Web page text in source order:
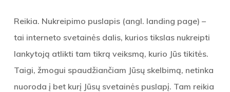
Reikia. Nukreipimo puslapis (angl. landing page) –
tai interneto svetainės dalis, kurios tikslas nukreipti
lankytoją atlikti tam tikrą veiksmą, kurio Jūs tikitės.
Taigi, žmogui spaudžiančiam Jūsų skelbimą, netinka
nuoroda į bet kurį Jūsų svetainės puslapį. Tam reikia